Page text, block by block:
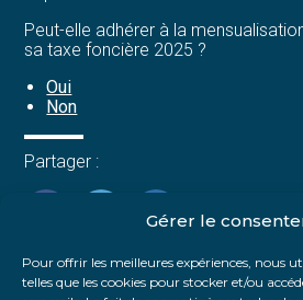
Gérer le
Pour offrir les meilleures expériences, nous
telles que les cookies pour stocker et/ou
Être prêt pour la facturation
électronique
Peut-elle adhérer à la
sa taxe foncière 2025 ?
Oui
Non
Partager :
TwitterLinkedIn